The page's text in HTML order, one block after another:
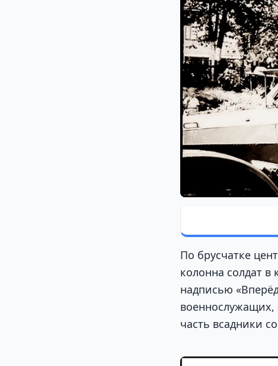
По брусчатке
колонна солдат в
надписью
военнослужащих,
часть всадники